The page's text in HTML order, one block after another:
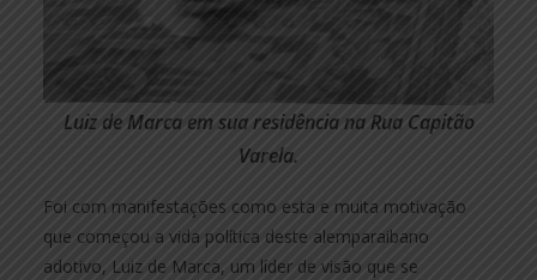
Luiz de Marca em sua residência na Rua Capitão
Varela.
Foi com manifestações como esta e muita motivação
que começou a vida política deste alemparaibano
adotivo, Luiz de Marca, um líder de visão que se